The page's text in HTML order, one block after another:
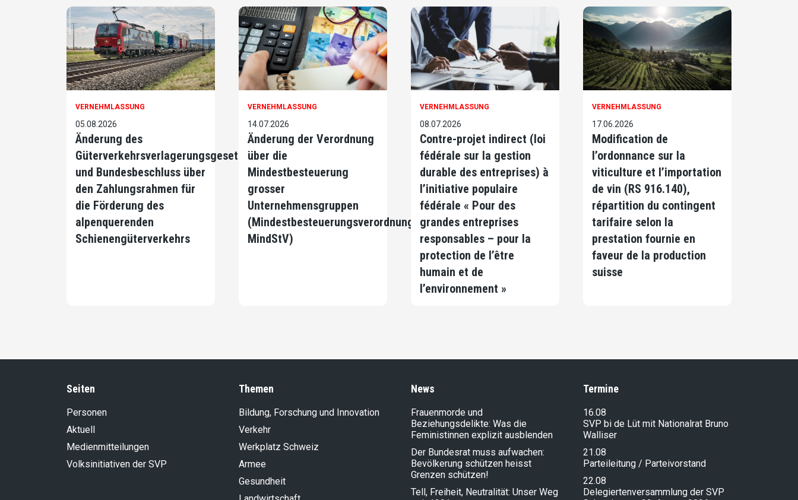
VERNEHMLASSUNG
05.08.2026
Änderung des
Güterverkehrsverlagerungsgesetzes
und Bundesbeschluss über
den Zahlungsrahmen für
die Förderung des
alpenquerenden
Schienengüterverkehrs
VERNEHMLASSUNG
14.07.2026
Änderung der Verordnung
über die
Mindestbesteuerung
grosser
Unternehmensgruppen
(Mindestbesteuerungsverordnung,
MindStV)
VERNEHMLASSUNG
08.07.2026
Contre-projet indirect (loi
fédérale sur la gestion
durable des entreprises) à
l’initiative populaire
fédérale « Pour des
grandes entreprises
responsables – pour la
protection de l’être
humain et de
l’environnement »
VERNEHMLASSUNG
17.06.2026
Modification de
l’ordonnance sur la
viticulture et l’importation
de vin (RS 916.140),
répartition du contingent
tarifaire selon la
prestation fournie en
faveur de la production
suisse
Seiten
Personen
Aktuell
Medienmitteilungen
Volksinitiativen der SVP
Themen
Bildung, Forschung und Innovation
Verkehr
Werkplatz Schweiz
Armee
Gesundheit
News
Frauenmorde und
Beziehungsdelikte: Was die
Feministinnen explizit ausblenden
Der Bundesrat muss aufwachen:
Bevölkerung schützen heisst
Grenzen schützen!
Tell, Freiheit, Neutralität: Unser Weg
Termine
16.08
SVP bi de Lüt mit Nationalrat Bruno
Walliser
21.08
Parteileitung / Parteivorstand
22.08
Delegiertenversammlung der SVP